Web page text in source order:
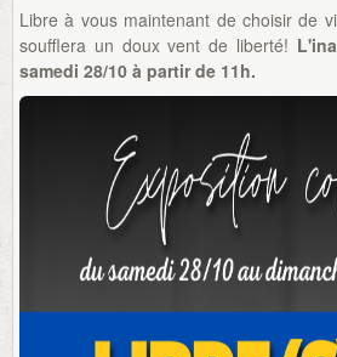
Libre à vous maintenant de choisir de
soufflera un doux vent de liberté!
samedi 28/10 à partir de 11h.